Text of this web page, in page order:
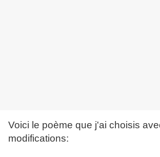
Voici le poème que j'ai choisis
modifications: